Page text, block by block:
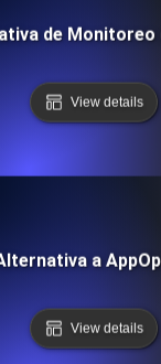
de Monitoreo
View details
a
View details